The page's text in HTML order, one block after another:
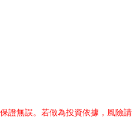
證無誤。若做為投資依據，風險請